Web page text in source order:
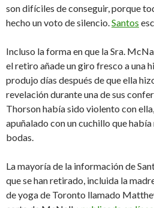
son difíciles de conseguir, porque
hecho un voto de silencio.Santos
Incluso la forma en que la Sra.
el retiro añade un giro fresco a una
produjo días después de que ella
revelación durante una de sus
Thorson había sido violento con
apuñalado con un cuchillo que
bodas.
La mayoría de la información de
que se han retirado, incluida la
de yoga de Toronto llamado